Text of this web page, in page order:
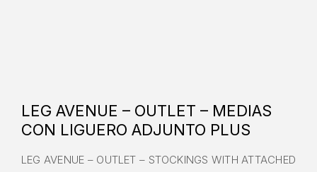
LEG AVENUE – OUTLET – MEDIAS
CON LIGUERO ADJUNTO PLUS
LEG AVENUE – OUTLET – STOCKINGS WITH ATTACHED